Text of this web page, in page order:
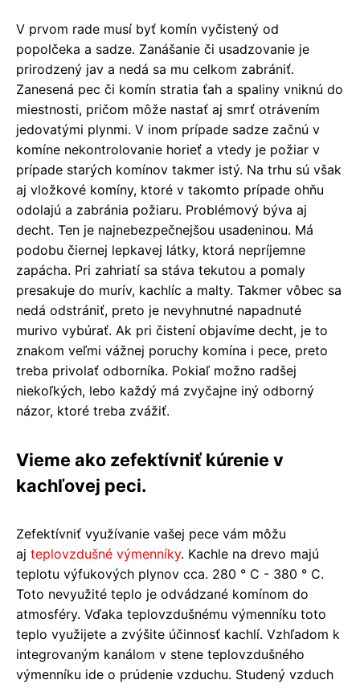
V prvom rade musí byť komín vyčistený od
popolčeka a sadze. Zanášanie či usadzovanie je
prirodzený jav a nedá sa mu celkom zabrániť.
Zanesená pec či komín stratia ťah a spaliny vniknú do
miestnosti, pričom môže nastať aj smrť otrávením
jedovatými plynmi. V inom prípade sadze začnú v
komíne nekontrolovanie horieť a vtedy je požiar v
prípade starých komínov takmer istý. Na trhu sú však
aj vložkové komíny, ktoré v takomto prípade ohňu
odolajú a zabránia požiaru. Problémový býva aj
decht. Ten je najnebezpečnejšou usadeninou. Má
podobu čiernej lepkavej látky, ktorá nepríjemne
zapácha. Pri zahriatí sa stáva tekutou a pomaly
presakuje do murív, kachlíc a malty. Takmer vôbec sa
nedá odstrániť, preto je nevyhnutné napadnuté
murivo vybúrať. Ak pri čistení objavíme decht, je to
znakom veľmi vážnej poruchy komína i pece, preto
treba privolať odborníka. Pokiaľ možno radšej
niekoľkých, lebo každý má zvyčajne iný odborný
názor, ktoré treba zvážiť.
Vieme ako zefektívniť kúrenie v
kachľovej peci.
Zefektívniť využívanie vašej pece vám môžu
aj teplovzdušné výmenníky. Kachle na drevo majú
teplotu výfukových plynov cca. 280 ° C - 380 ° C.
Toto nevyužité teplo je odvádzané komínom do
atmosféry. Vďaka teplovzdušnému výmenníku toto
teplo využijete a zvýšite účinnosť kachlí. Vzhľadom k
integrovaným kanálom v stene teplovzdušného
výmenníku ide o prúdenie vzduchu. Studený vzduch